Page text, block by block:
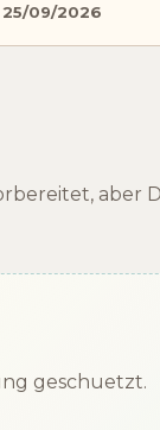
09/2026
aber
geschuetzt.